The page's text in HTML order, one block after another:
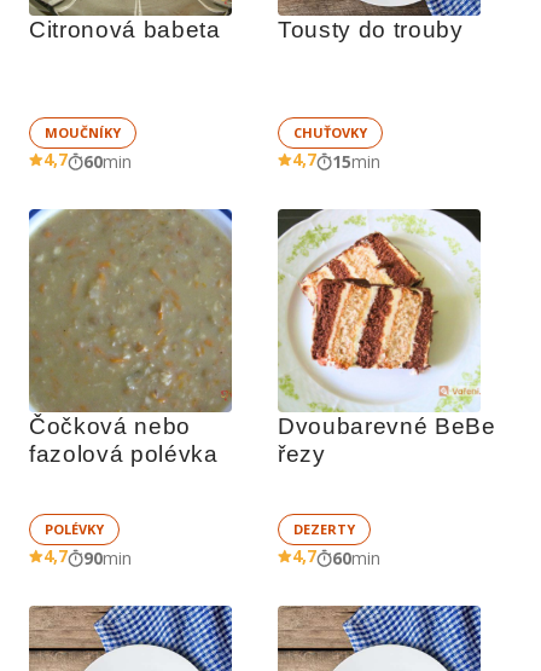
Citronová babeta
MOUČNÍKY
4,7 60min
Tousty do trouby
CHUŤOVKY
4,7 15min
Čočková nebo
fazolová polévka
POLÉVKY
4,7 90min
Dvoubarevné BeBe
řezy
DEZERTY
4,7 60min